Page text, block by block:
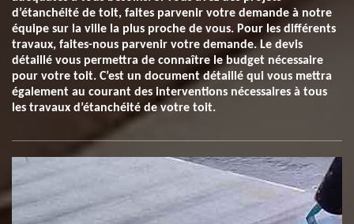
d’étanchéité de toit, faites parvenir votre demande à notre
équipe sur la ville la plus proche de vous. Pour les différents
travaux, faites-nous parvenir votre demande. Le devis
détaillé vous permettra de connaître le budget nécessaire
pour votre toit. C’est un document détaillé qui vous mettra
également au courant des interventions nécessaires à tous
les travaux d’étanchéité de votre toit.